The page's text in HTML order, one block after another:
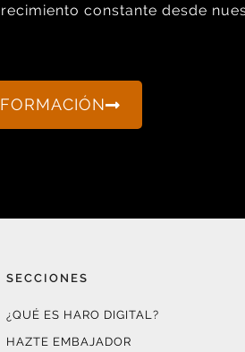
constante desde
SECCIONES
¿QUÉ ES HARO DIGITAL?
HAZTE EMBAJADOR